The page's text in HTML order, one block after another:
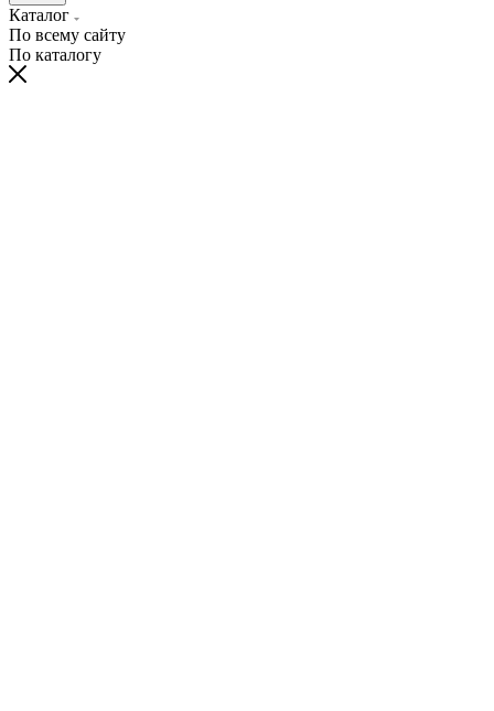
Каталог
По всему сайту
По каталогу